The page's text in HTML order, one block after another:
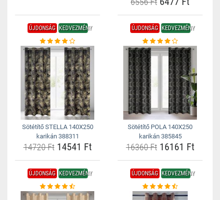
ÚJDONSÁG KEDVEZMÉNY
Sötétítő STELLA 140X250
karikán 388311
14720 Ft14541 Ft
ÚJDONSÁG KEDVEZMÉNY
Sötétítő POLA 140X250
karikán 385845
16360 Ft16161 Ft
ÚJDONSÁG KEDVEZMÉNY ÚJDONSÁG KEDVEZMÉNY